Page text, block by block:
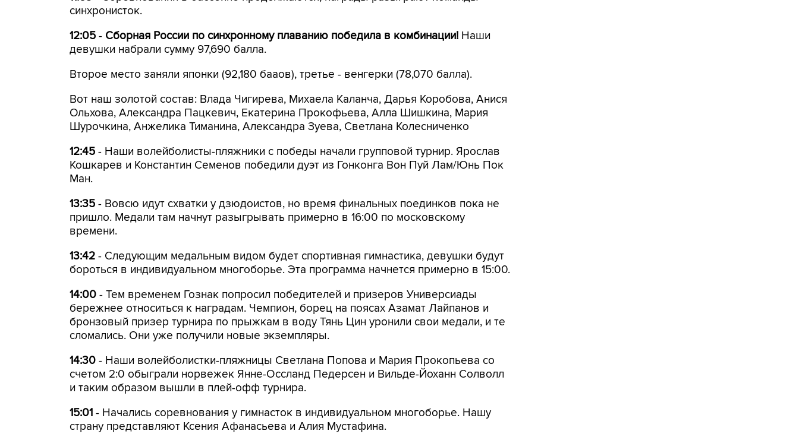
синхронисток.
12:05 - Сборная России по синхронному плаванию победила в комбинации! Наши
девушки набрали сумму 97,690 балла.
Второе место заняли японки (92,180 бааов), третье - венгерки (78,070 балла).
Вот наш золотой состав: Влада Чигирева, Михаела Каланча, Дарья Коробова, Анися
Ольхова, Александра Пацкевич, Екатерина Прокофьева, Алла Шишкина, Мария
Шурочкина, Анжелика Тиманина, Александра Зуева, Светлана Колесниченко
12:45 - Наши волейболисты-пляжники с победы начали групповой турнир. Ярослав
Кошкарев и Константин Семенов победили дуэт из Гонконга Вон Пуй Лам/Юнь Пок
Ман.
13:35 - Вовсю идут схватки у дзюдоистов, но время финальных поединков пока не
пришло. Медали там начнут разыгрывать примерно в 16:00 по московскому
времени.
13:42 - Следующим медальным видом будет спортивная гимнастика, девушки будут
бороться в индивидуальном многоборье. Эта программа начнется примерно в 15:00.
14:00 - Тем временем Гознак попросил победителей и призеров Универсиады
бережнее относиться к наградам. Чемпион, борец на поясах Азамат Лайпанов и
бронзовый призер турнира по прыжкам в воду Тянь Цин уронили свои медали, и те
сломались. Они уже получили новые экземпляры.
14:30 - Наши волейболистки-пляжницы Светлана Попова и Мария Прокопьева со
счетом 2:0 обыграли норвежек Янне-Оссланд Педерсен и Вильде-Йоханн Солволл
и таким образом вышли в плей-офф турнира.
15:01 - Начались соревнования у гимнасток в индивидуальном многоборье. Нашу
страну представляют Ксения Афанасьева и Алия Мустафина.